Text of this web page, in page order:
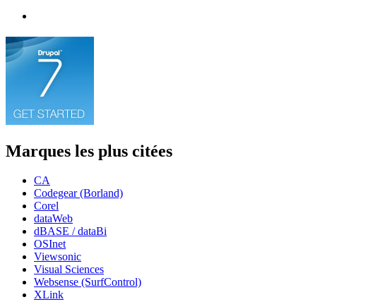
Marques les plus citées
CA
Codegear (Borland)
Corel
dataWeb
dBASE / dataBi
OSInet
Viewsonic
Visual Sciences
Websense (SurfControl)
XLink